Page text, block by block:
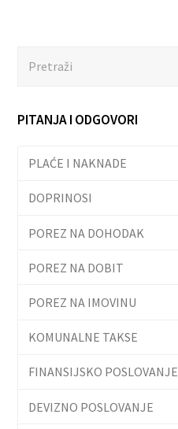
PITANJA I ODGOVORI
PLAĆE I NAKNADE
DOPRINOSI
POREZ NA DOHODAK
POREZ NA DOBIT
POREZ NA IMOVINU
KOMUNALNE TAKSE
FINANSIJSKO POSLOVANJE
DEVIZNO POSLOVANJE